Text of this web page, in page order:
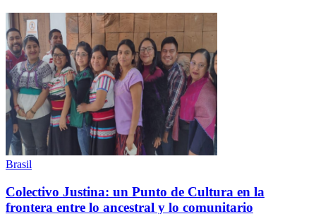
Brasil
Colectivo Justina: un Punto de Cultura en la
frontera entre lo ancestral y lo comunitario